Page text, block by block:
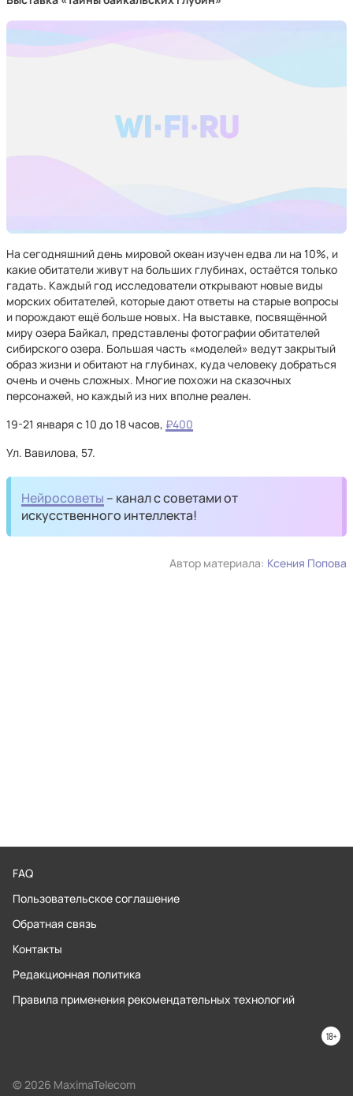
На сегодняшний день мировой океан изучен едва ли на 10%, и
какие обитатели живут на больших глубинах, остаётся только
гадать. Каждый год исследователи открывают новые виды
морских обитателей, которые дают ответы на старые вопросы
и порождают ещё больше новых. На выставке, посвящённой
миру озера Байкал, представлены фотографии обитателей
сибирского озера. Большая часть «моделей» ведут закрытый
образ жизни и обитают на глубинах, куда человеку добраться
очень и очень сложных. Многие похожи на сказочных
персонажей, но каждый из них вполне реален.
19-21 января с 10 до 18 часов, ₽400
Ул. Вавилова, 57.
Нейросоветы – канал с советами от
искусственного интеллекта!
Автор материала: Ксения Попова
FAQ
Пользовательское соглашение
Обратная связь
Контакты
Редакционная политика
Правила применения рекомендательных технологий
© 2026 MaximaTelecom